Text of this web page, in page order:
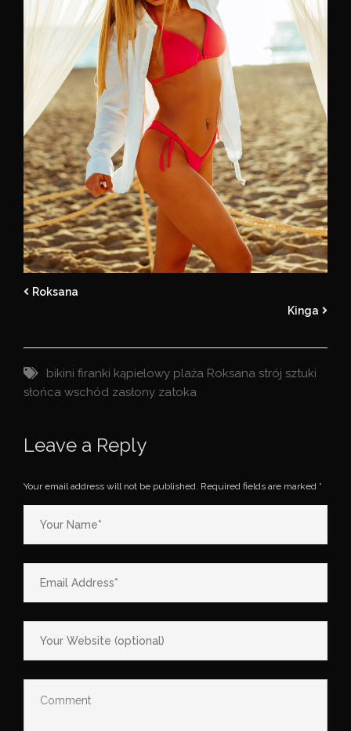
Roksana
Kinga
bikini firanki kąpielowy plaża Roksana strój sztuki
słońca wschód zasłony zatoka
Leave a Reply
Your email address will not be published. Required fields are marked *